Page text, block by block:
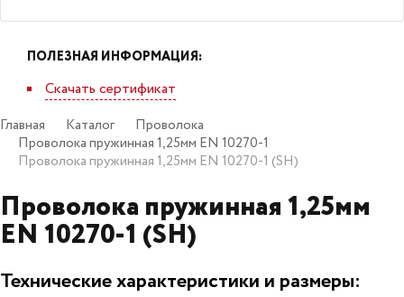
ПОЛЕЗНАЯ ИНФОРМАЦИЯ:
Скачать сертификат
Главная Каталог
Проволока
Проволока пружинная 1,25мм EN 10270-1
Проволока пружинная 1,25мм EN 10270-1 (SH)
Проволока пружинная 1,25мм
EN 10270-1 (SH)
Технические характеристики и размеры: